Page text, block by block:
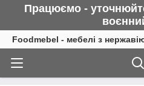
Працюємо -
Foodmebel - мебелі з